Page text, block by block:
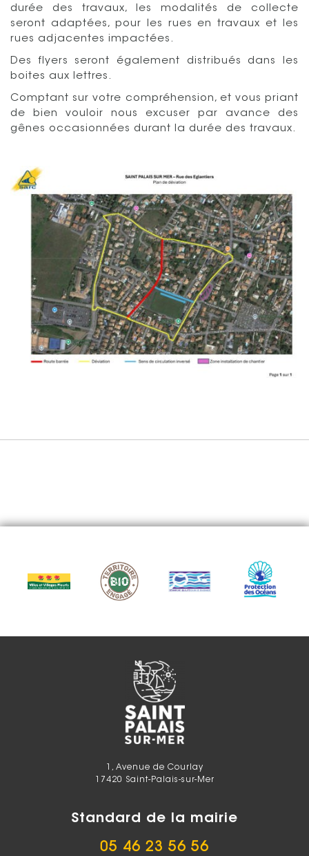
durée des travaux, les modalités de collecte
seront adaptées, pour les rues en travaux et les
rues adjacentes impactées.
Des flyers seront également distribués dans les
boites aux lettres.
Comptant sur votre compréhension, et vous priant
de bien vouloir nous excuser par avance des
gênes occasionnées durant la durée des travaux.
1, Avenue de Courlay
17420 Saint-Palais-sur-Mer
Standard de la mairie
05 46 23 56 56